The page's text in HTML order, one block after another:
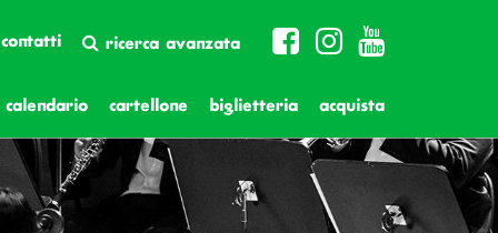
contatti ricerca avanzata
calendario cartellone biglietteria acquista